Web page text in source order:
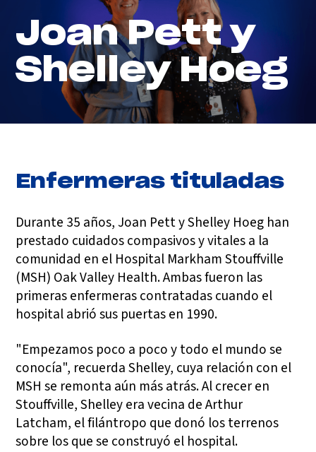
Joan Pett y
Shelley Hoeg
Enfermeras tituladas
Durante 35 años, Joan Pett y Shelley Hoeg han
prestado cuidados compasivos y vitales a la
comunidad en el Hospital Markham Stouffville
(MSH) Oak Valley Health. Ambas fueron las
primeras enfermeras contratadas cuando el
hospital abrió sus puertas en 1990.
"Empezamos poco a poco y todo el mundo se
conocía", recuerda Shelley, cuya relación con el
MSH se remonta aún más atrás. Al crecer en
Stouffville, Shelley era vecina de Arthur
Latcham, el filántropo que donó los terrenos
sobre los que se construyó el hospital.